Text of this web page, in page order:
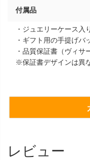
付属品
・ジュエリーケース入
・ギフト用の手提げバ
・品質保証書（ヴィサ
※保証書デザインは異
レビュー